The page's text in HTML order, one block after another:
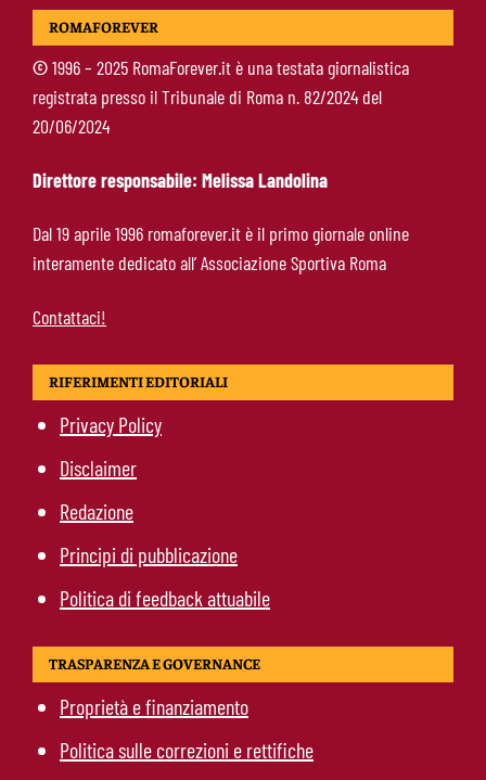
Pellegrini-Roma, rinnovo già impostato: ecco
Roma-Read, il retroscena: rifiutati 29 milioni e
il 10% sulla rivendita
ROMAFOREVER
©1996 – 2025 RomaForever.it è una testata giornalistica
registrata presso il Tribunale di Roma n. 82/2024 del
20/06/2024
Direttore responsabile: Melissa Landolina
Dal 19 aprile 1996 romaforever.it è il primo giornale online
interamente dedicato all’ Associazione Sportiva Roma
Contattaci!
RIFERIMENTI EDITORIALI
Privacy Policy
Disclaimer
Redazione
Principi di pubblicazione
Politica di feedback attuabile
TRASPARENZA E GOVERNANCE
Proprietà e finanziamento
Politica sulle correzioni e rettifiche